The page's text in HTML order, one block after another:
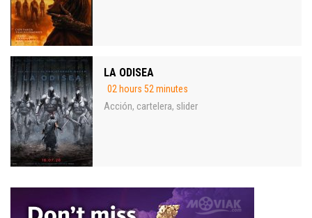
LA ODISEA
02 hours 52 minutes
Acción, cartelera, slider